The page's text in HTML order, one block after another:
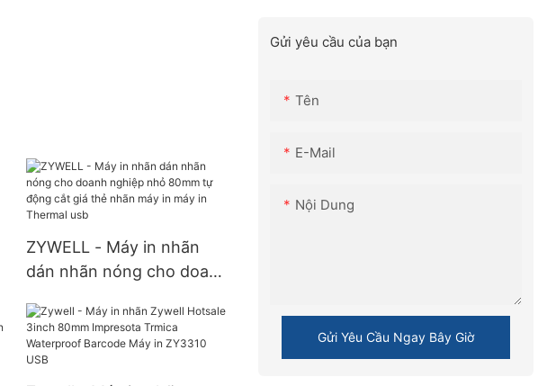
ZYWELL - Máy in nhãn
dán nhãn nóng cho doanh
cắt giá thẻ nhãn máy in
máy in Thermal usb
Gửi yêu cầu của bạn
Tên
E-Mail
Nội Dung
Gửi Yêu Cầu Ngay Bây Giờ